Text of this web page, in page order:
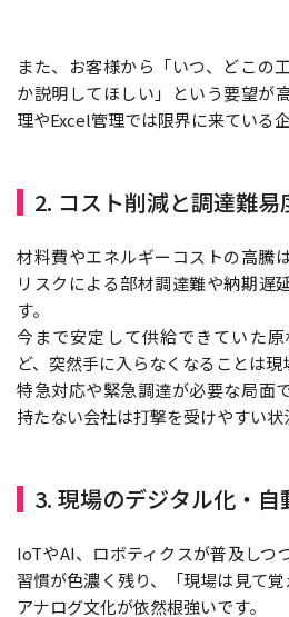
また、お客様から「いつ、どこの
か説明してほしい」という要望が
理やExcel管理では限界に来ている
2. コスト削減と調達難易
材料費やエネルギーコストの高騰
リスクによる部材調達難や納期遅
す。
今まで安定して供給できていた
ど、突然手に入らなくなることは現
特急対応や緊急調達が必要な局面
持たない会社は打撃を受けやすい状
3. 現場のデジタル化・自
IoTやAI、ロボティクスが普及しつ
習慣が色濃く残り、「現場は見て
アナログ文化が依然根強いです。